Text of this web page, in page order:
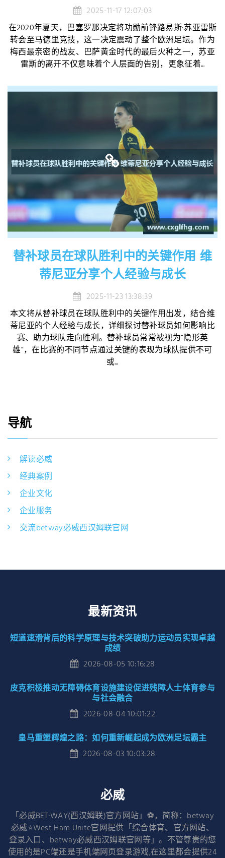
2025-11-17 12:07:03
在2020年夏天，巴塞罗那决定将功勋前锋路易斯·苏亚雷斯
转会至马德里竞技，这一决定震动了整个欧洲足坛。作为
梅西最亲密的战友、巴萨黄金时代的最后火种之一，苏亚
雷斯的离开不仅意味着个人层面的告别，更象征着...
替补球员在球队胜利中的关键作用 维
蒂尼亚分享个人经验与成长
2025-11-23 13:38:39
本文将从替补球员在球队胜利中的关键作用出发，结合维
蒂尼亚的个人经验与成长，详细探讨替补球员如何影响比
赛、助力球队走向胜利。替补球员常常被视为“隐形英
雄”，在比赛的不同节点通过关键的表现为球队提供不可
或...
导航
解读必威
经典案例
企业文化
企业服务
交流betway必威西汉姆联官网
最新资讯
短道速滑背后的科学原理与技术突破助力运动员实现卓越
成绩
2026-08-05 10:16:28
皮克积极推动无障碍体育设施建设促进残障人士体育参与
与社会融合
2026-08-04 10:01:22
皇马重塑辉煌之路：如何重新崛起成为欧洲足坛霸主
2026-08-03 10:03:28
必威
「必威BET·WAY(西汉姆联)官方网站」⚽️，简称：betway
必威⭐️West Ham Unite官网提供「综合体育、官方网站、
登录入口、betway必威西汉姆联官网等」。不管尊贵的您
使用的是PC端还是手机端网页登录游戏,在这里都会提供24